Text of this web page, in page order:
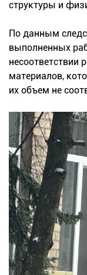
структуры и
По данным
выполненных
несоответствии
материалов,
их объем не